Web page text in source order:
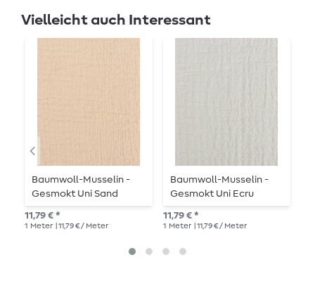
Vielleicht auch Interessant
Baumwoll-Musselin -
Gesmokt Uni Sand
11,79 € *
1 Meter | 11,79 € / Meter
Baumwoll-Musselin -
Gesmokt Uni Ecru
11,79 € *
1 Meter | 11,79 € / Meter